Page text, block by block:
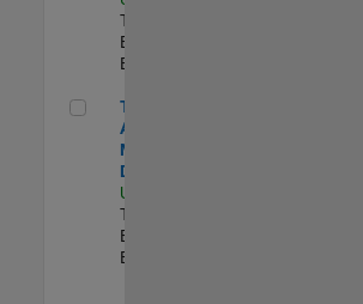
Technical Sales
Engineering |
Experimentado
Technical Account Manager - Defense
Technical
Account
Manager -
Defense
US-OH-Dayton
Technical Sales
Engineering |
Experimentado